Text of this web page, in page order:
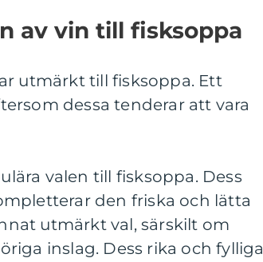
av vin till fisksoppa
utmärkt till fisksoppa. Ett
dessa tenderar att vara
valen till fisksoppa. Dess
den friska och lätta
utmärkt val, särskilt om
inslag. Dess rika och fylliga